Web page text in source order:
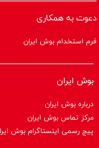
دعوت به همکاری
فرم استخدام بوش ایران
بوش ایران
درباره بوش ایران
مرکز تماس بوش ایران
پیج رسمی اینستاگرام بوش